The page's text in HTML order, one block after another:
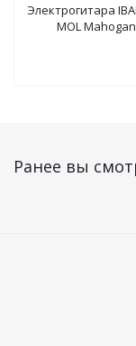
Электрогитара
MOL
Ранее вы